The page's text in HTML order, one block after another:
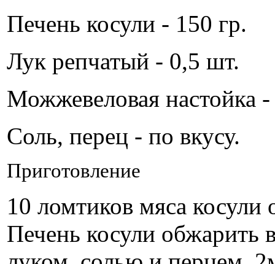
Печень косули - 150 гр.
Лук репчатый - 0,5 шт.
Можжевеловая настойка -
Соль, перец - по вкусу.
Приготовление
10 ломтиков мяса
Печень косули обжарить